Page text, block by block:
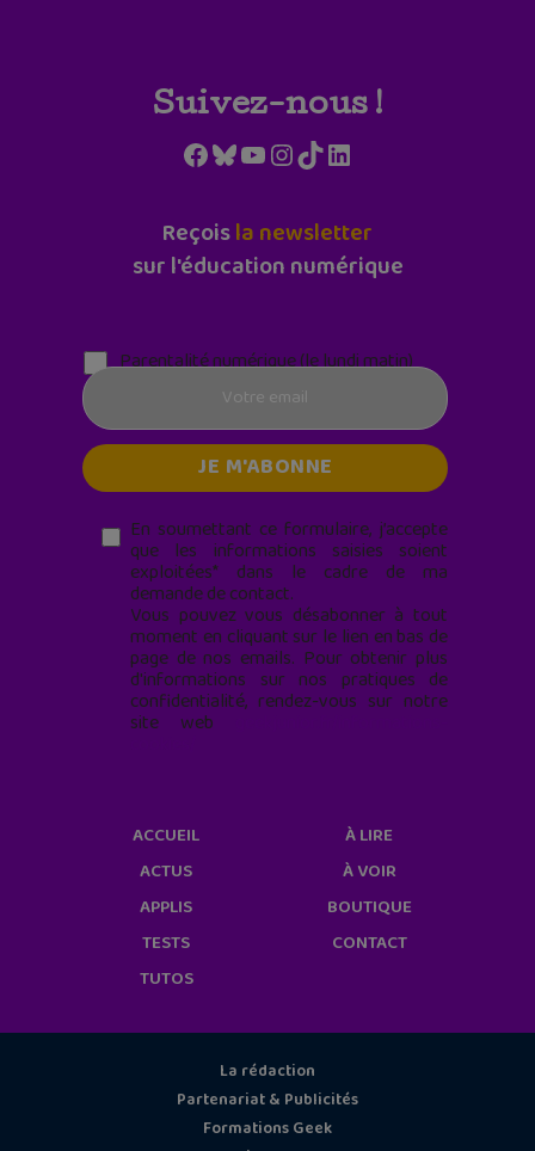
Suivez-nous !
Facebook
Bluesky
YouTube
Instagram
TikTokLinkedIn
Reçoisla newsletter
sur l'éducation numérique
Parentalité numérique (le lundi matin)
En soumettant ce formulaire, j’accepte
que les informations saisies soient
exploitées* dans le cadre de ma
demande de contact.
Vous pouvez vous désabonner à tout
moment en cliquant sur le lien en bas de
page de nos emails. Pour obtenir plus
d'informations sur nos pratiques de
confidentialité, rendez-vous sur notre
site web
ACCUEIL
ACTUS
APPLIS
TESTS
TUTOS
À LIRE
À VOIR
BOUTIQUE
CONTACT
La rédaction
Partenariat & Publicités
Formations Geek